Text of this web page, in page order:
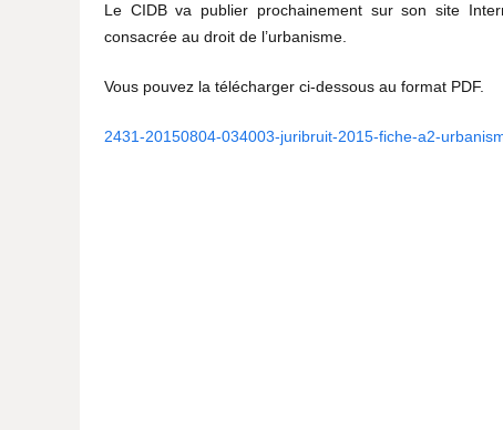
Le CIDB va publier prochainement sur son site
consacrée au droit de l’urbanisme.
Vous pouvez la télécharger ci-dessous au format PDF.
2431-20150804-034003-juribruit-2015-fiche-a2-